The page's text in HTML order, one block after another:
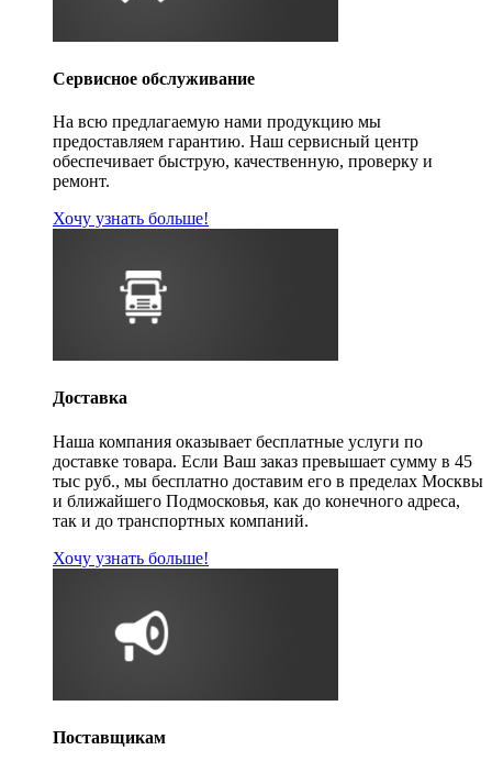
Сервисное обслуживание
На всю предлагаемую нами продукцию мы
предоставляем гарантию. Наш сервисный центр
обеспечивает быструю, качественную, проверку и
ремонт.
Хочу узнать больше!
Доставка
Наша компания оказывает бесплатные услуги по
доставке товара. Если Ваш заказ превышает сумму в 45
тыс руб., мы бесплатно доставим его в пределах Москвы
и ближайшего Подмосковья, как до конечного адреса,
так и до транспортных компаний.
Хочу узнать больше!
Поставщикам